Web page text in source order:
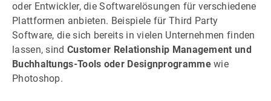
oder Entwickler, die Softwarelösungen für verschiedene
Plattformen anbieten. Beispiele für Third Party
Software, die sich bereits in vielen Unternehmen finden
lassen, sind Customer Relationship Management und
Buchhaltungs-Tools oder Designprogrammewie
Photoshop.